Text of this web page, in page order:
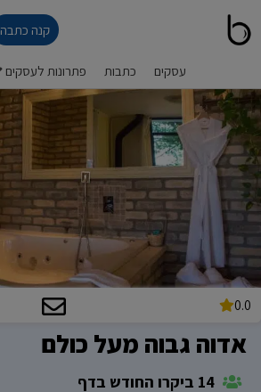
קנה כתבה
עסקים כתבות פתרונות לעסקים
0.0
אדוה גבוה מעל כולם